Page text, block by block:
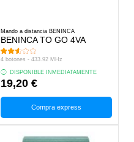
Mando a distancia BENINCA
BENINCA TO GO 4VA
4 botones - 433.92 MHz
DISPONIBLE INMEDIATAMENTE
19,20 €
Compra express